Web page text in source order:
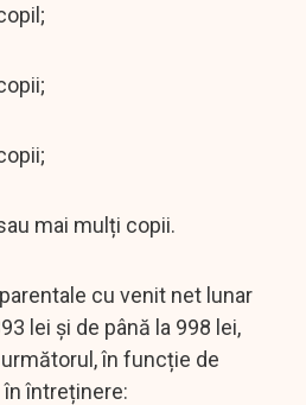
mai mulți copii.
cu venit net lunar
lei și de până la 998 lei,
în funcție de
întreținere: